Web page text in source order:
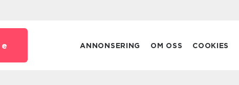
ANNONSERING OM OSS COOKIES